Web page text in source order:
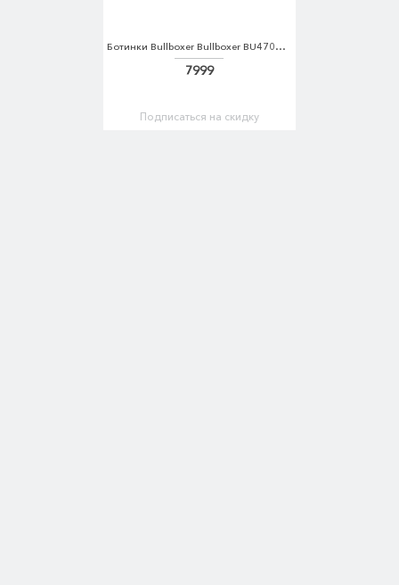
Ботинки Bullboxer Bullboxer BU470AWMIG26
7999
Подписаться на скидку